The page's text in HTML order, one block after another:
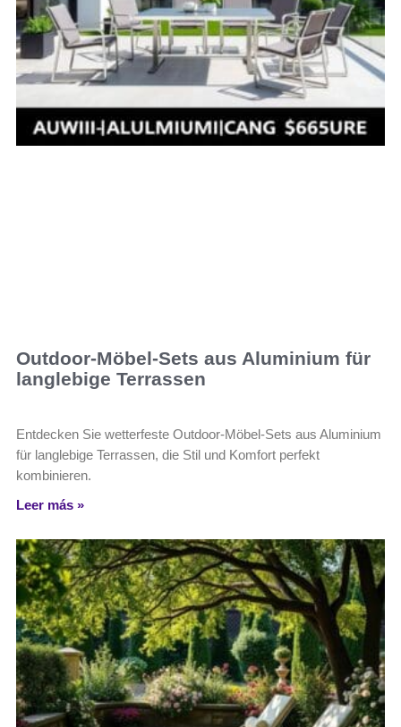
Outdoor-Möbel-Sets aus Aluminium für
langlebige Terrassen
Entdecken Sie wetterfeste Outdoor-Möbel-Sets aus Aluminium
für langlebige Terrassen, die Stil und Komfort perfekt
kombinieren.
Leer más »